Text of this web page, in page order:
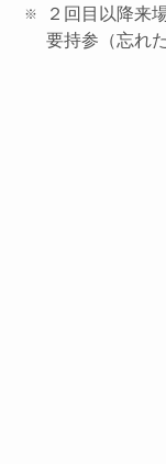
２回目以降来
要持参（忘れ